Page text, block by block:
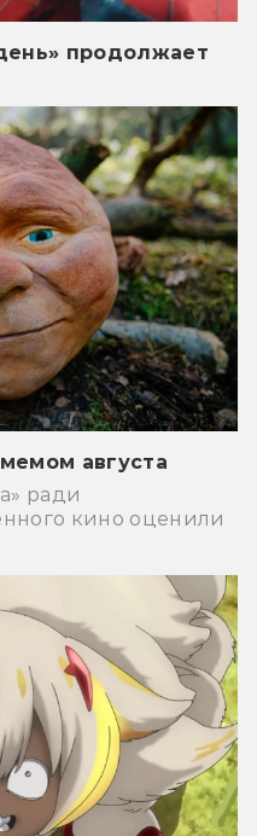
продолжает
августа
ради
кино оценили